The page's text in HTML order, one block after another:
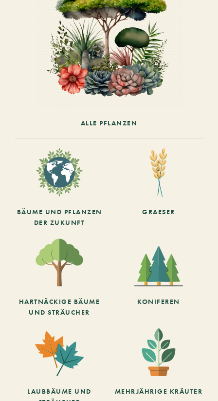
ALLE PFLANZEN
BÄUME UND PFLANZEN
DER ZUKUNFT
GRAESER
HARTNÄCKIGE BÄUME
UND STRÄUCHER
KONIFEREN
LAUBBÄUME UND
MEHRJÄHRIGE KRÄUTER